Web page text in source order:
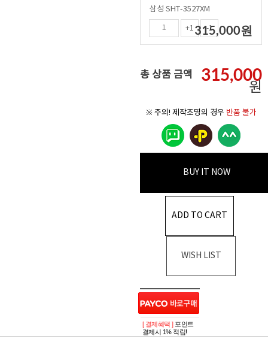
삼성 SHT-3527XM
+1 -1
315,000원
총 상품 금액 315,000
원
※ 주의! 제작조명의 경우 반품 불가
BUY IT NOW
ADD TO CART
WISH LIST
[ 결제혜택 ] 포인트
결제시 1% 적립!